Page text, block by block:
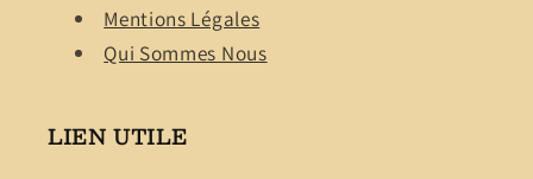
Mentions Légales
Qui Sommes Nous
LIEN UTILE